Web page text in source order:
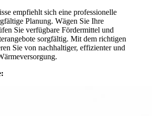
empfiehlt sich eine professionelle
Planung. Wägen Sie Ihre
Sie verfügbare Fördermittel und
sorgfältig. Mit dem richtigen
Sie von nachhaltiger, effizienter und